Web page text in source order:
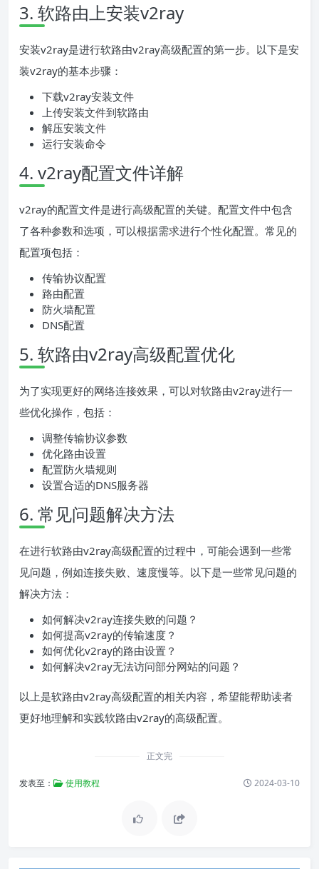
3. 软路由上安装v2ray
安装v2ray是进行软路由v2ray高级配置的第一步。以下是安
装v2ray的基本步骤：
下载v2ray安装文件
上传安装文件到软路由
解压安装文件
运行安装命令
4. v2ray配置文件详解
v2ray的配置文件是进行高级配置的关键。配置文件中包含
了各种参数和选项，可以根据需求进行个性化配置。常见的
配置项包括：
传输协议配置
路由配置
防火墙配置
DNS配置
5. 软路由v2ray高级配置优化
为了实现更好的网络连接效果，可以对软路由v2ray进行一
些优化操作，包括：
调整传输协议参数
优化路由设置
配置防火墙规则
设置合适的DNS服务器
6. 常见问题解决方法
在进行软路由v2ray高级配置的过程中，可能会遇到一些常
见问题，例如连接失败、速度慢等。以下是一些常见问题的
解决方法：
如何解决v2ray连接失败的问题？
如何提高v2ray的传输速度？
如何优化v2ray的路由设置？
如何解决v2ray无法访问部分网站的问题？
以上是软路由v2ray高级配置的相关内容，希望能帮助读者
更好地理解和实践软路由v2ray的高级配置。
正文完
发表至： 使用教程 2024-03-10